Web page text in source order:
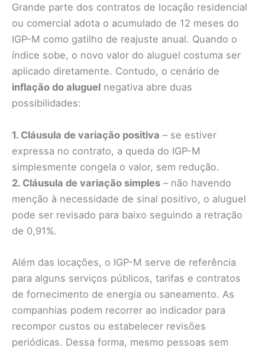
Grande parte dos contratos de locação residencial
ou comercial adota o acumulado de 12 meses do
IGP-M como gatilho de reajuste anual. Quando o
índice sobe, o novo valor do aluguel costuma ser
aplicado diretamente. Contudo, o cenário de
inflação do aluguel negativa abre duas
possibilidades:
1. Cláusula de variação positiva – se estiver
expressa no contrato, a queda do IGP-M
simplesmente congela o valor, sem redução.
2. Cláusula de variação simples – não havendo
menção à necessidade de sinal positivo, o aluguel
pode ser revisado para baixo seguindo a retração
de 0,91%.
Além das locações, o IGP-M serve de referência
para alguns serviços públicos, tarifas e contratos
de fornecimento de energia ou saneamento. As
companhias podem recorrer ao indicador para
recompor custos ou estabelecer revisões
periódicas. Dessa forma, mesmo pessoas sem